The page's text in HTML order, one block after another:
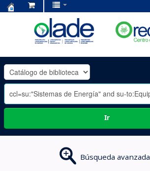
OLADE
-
Ir
Búsqueda avanzada